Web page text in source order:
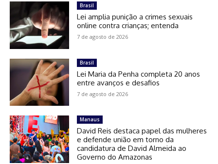
Brasil
Lei amplia punição a crimes sexuais
online contra crianças; entenda
7 de agosto de 2026
Brasil
Lei Maria da Penha completa 20 anos
entre avanços e desafios
7 de agosto de 2026
Manaus
David Reis destaca papel das mulheres
e defende união em torno da
candidatura de David Almeida ao
Governo do Amazonas